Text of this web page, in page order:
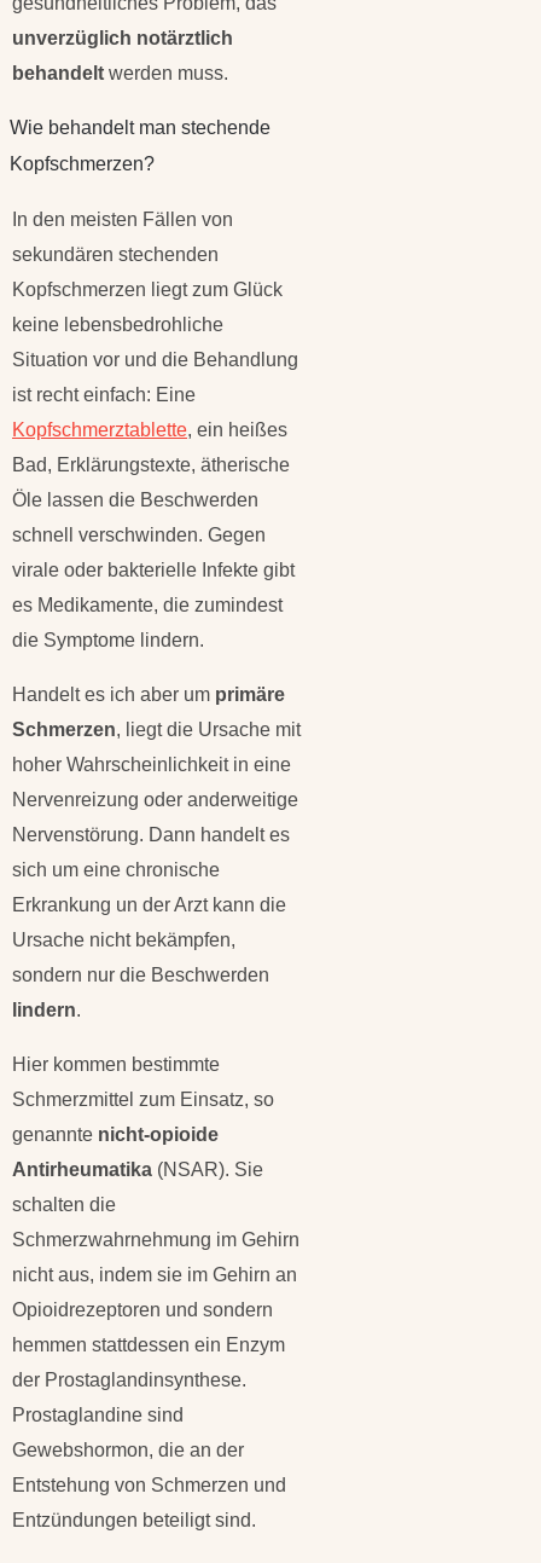
unverzüglich notärztlich
behandelt werden muss.
Wie behandelt man stechende
Kopfschmerzen?
In den meisten Fällen von
sekundären stechenden
Kopfschmerzen liegt zum Glück
keine lebensbedrohliche
Situation vor und die Behandlung
ist recht einfach: Eine
Kopfschmerztablette, ein heißes
Bad, Erklärungstexte, ätherische
Öle lassen die Beschwerden
schnell verschwinden. Gegen
virale oder bakterielle Infekte gibt
es Medikamente, die zumindest
die Symptome lindern.
Handelt es ich aber um primäre
Schmerzen, liegt die Ursache mit
hoher Wahrscheinlichkeit in eine
Nervenreizung oder anderweitige
Nervenstörung. Dann handelt es
sich um eine chronische
Erkrankung un der Arzt kann die
Ursache nicht bekämpfen,
sondern nur die Beschwerden
lindern.
Hier kommen bestimmte
Schmerzmittel zum Einsatz, so
genannte nicht-opioide
Antirheumatika (NSAR). Sie
schalten die
Schmerzwahrnehmung im Gehirn
nicht aus, indem sie im Gehirn an
Opioidrezeptoren und sondern
hemmen stattdessen ein Enzym
der Prostaglandinsynthese.
Prostaglandine sind
Gewebshormon, die an der
Entstehung von Schmerzen und
Entzündungen beteiligt sind.